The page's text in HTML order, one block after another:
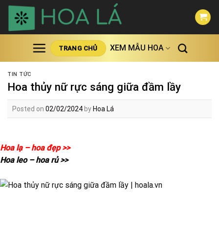
Skip
content
TRANG CHỦ XEM MẪU HOA
TIN TỨC
Hoa thủy nữ rực sáng giữa đầm lầy
Posted on 02/02/2024 by Hoa Lá
Hoa lạ – hoa đẹp >>
Hoa leo – hoa rủ >>